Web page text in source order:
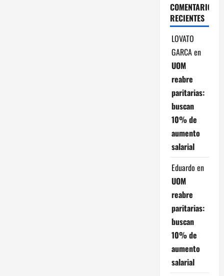
COMENTARIOS
RECIENTES
LOVATO
GARCAen
UOM
reabre
paritarias:
buscan
10% de
aumento
salarial
Eduardo en
UOM
reabre
paritarias:
buscan
10% de
aumento
salarial